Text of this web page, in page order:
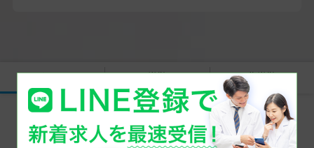
すべて 常勤 非常勤
同じエリアで美容医療の医師求人を探す